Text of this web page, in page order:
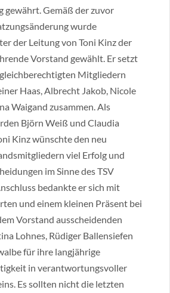
gewährt. Gemäß der zuvor
wurde
der Leitung von Toni Kinz der
Vorstand gewählt. Er setzt
Mitgliedern
Haas, Albrecht Jakob, Nicole
Waigand zusammen. Als
Björn Weiß und Claudia
Kinz wünschte den neu
viel Erfolg und
im Sinne des TSV
bedankte er sich mit
und einem kleinen Präsent bei
Vorstand ausscheidenden
Lohnes, Rüdiger Ballensiefen
für ihre langjährige
in verantwortungsvoller
Es sollten nicht die letzten